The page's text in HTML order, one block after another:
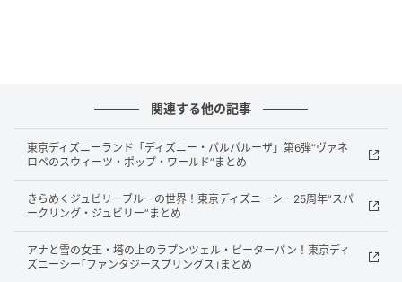
前回比では、東京圏が83.4から下落している一方、大
阪圏は78.8から上昇、名古屋圏は66.0から大幅に上昇
しており、都市間の格差が鮮明です。
東京のオフィス市場では、業績好調を背景に企業の拠
点統合・増床の動きが目立ちます。
関連する他の記事
東京ディズニーランド「ディズニー・パルパルーザ」第6弾“ヴァネ
ロペのスウィーツ・ポップ・ワールド”まとめ
きらめくジュビリーブルーの世界！東京ディズニーシー25周年“スパ
ークリング・ジュビリー”まとめ
アナと雪の女王・塔の上のラプンツェル・ピーターパン！東京ディ
ズニーシー｢ファンタジースプリングス｣まとめ